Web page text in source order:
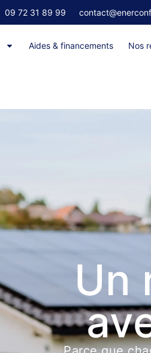
09 72 31 89 99
Aides & financements Nos
Un